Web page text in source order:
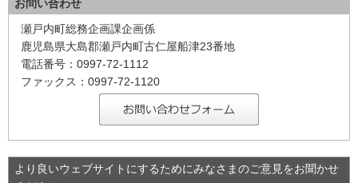
お問い合わせ
瀬戸内町総務企画課企画係
鹿児島県大島郡瀬戸内町古仁屋船津23番地
電話番号：0997-72-1112
ファックス：0997-72-1120
より良いウェブサイトにするためにみなさまのご意見をお聞かせ